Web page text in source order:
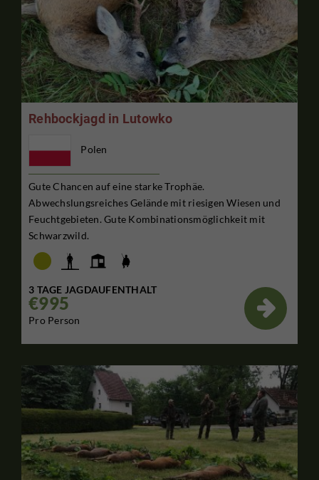
Rehbockjagd in Lutowko
Polen
Gute Chancen auf eine starke Trophäe.
Abwechslungsreiches Gelände mit riesigen Wiesen und
Feuchtgebieten. Gute Kombinationsmöglichkeit mit
Schwarzwild.
3 TAGE JAGDAUFENTHALT
€995
Pro Person
